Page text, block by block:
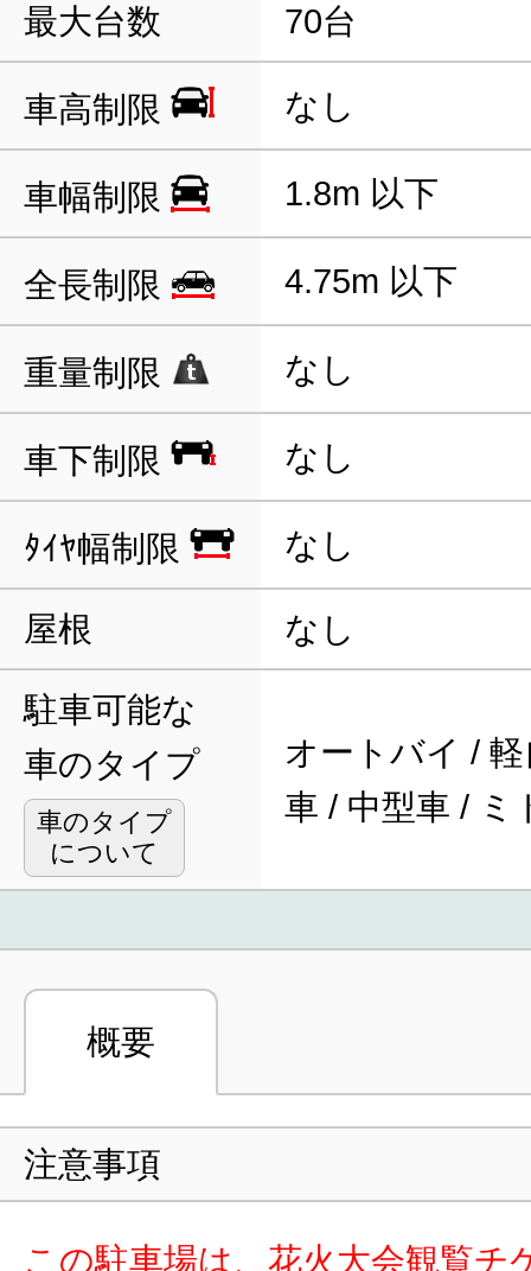
最大台数 70台
車高制限 なし
車幅制限 1.8m 以下
全長制限 4.75m 以下
重量制限 なし
車下制限 なし
ﾀｲﾔ幅制限 なし
屋根 なし
駐車可能な
車のタイプ
車のタイプ
について
オートバイ /
車 / 中型車 / ミ
概要
注意事項
この駐車場は、花火大会観覧チ